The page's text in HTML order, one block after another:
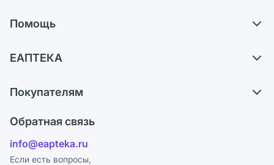
Помощь
Самовывоз из аптек
Ответы на вопросы
Блог
ЕАПТЕКА
Карьера
Поставщики
Лицензия
Реклама на сайте
Покупателям
Программа СберСпасибо
Обратная связь
info@eapteka.ru
Если есть вопросы,